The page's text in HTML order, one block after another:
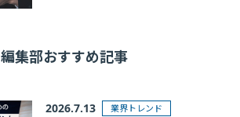
編集部おすすめ記事
2026.7.13 業界トレンド